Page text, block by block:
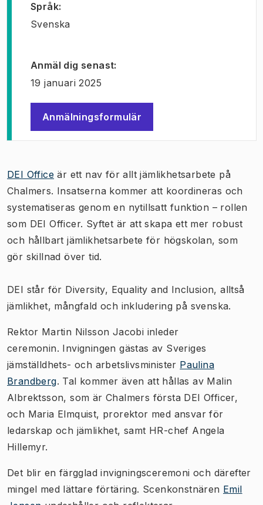
Språk:
Svenska
Anmäl dig senast:
19 januari 2025
Anmälningsformulär
( Öppnas i ny flik
DEI Office är ett nav för allt jämlikhetsarbete på
Chalmers. Insatserna kommer att koordineras och
systematiseras genom en nytillsatt funktion – rollen
som DEI Officer. Syftet är att skapa ett mer robust
och hållbart jämlikhetsarbete för högskolan, som
gör skillnad över tid.
DEI står för Diversity, Equality and Inclusion, alltså
jämlikhet, mångfald och inkludering på svenska.
Rektor Martin Nilsson Jacobi inleder
ceremonin. Invigningen gästas av Sveriges
jämställdhets- och arbetslivsminister Paulina
Brandberg. Tal kommer även att hållas av Malin
Albrektsson, som är Chalmers första DEI Officer,
och Maria Elmquist, prorektor med ansvar för
ledarskap och jämlikhet, samt HR-chef Angela
Hillemyr.
Det blir en färgglad invigningsceremoni och därefter
mingel med lättare förtäring. Scenkonstnären Emil